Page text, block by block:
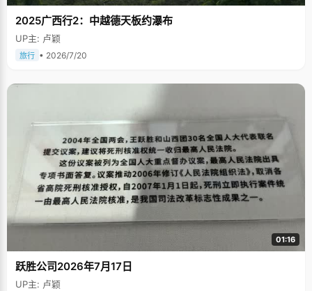
2025广西行2：中越德天板约瀑布
UP主: 卢颖
旅行 • 2026/7/20
01:16
跃胜公司2026年7月17日
UP主: 卢颖